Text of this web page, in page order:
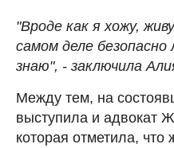
"Вроде как я хожу,
самом деле
знаю", - заключила
Между тем, на
выступила и адвокат
которая отметила,